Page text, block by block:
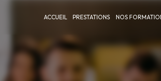
ACCUEIL PRESTATIONS NOS